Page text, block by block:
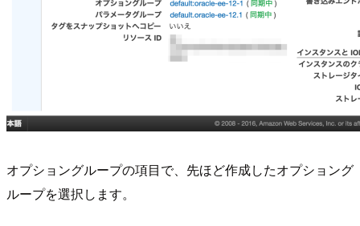
オプショングループの項目で、先ほど作成したオプショング
ループを選択します。